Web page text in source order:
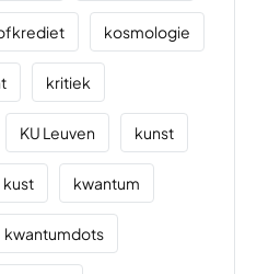
kosmologie
kritiek
KU Leuven kunst
kust kwantum
kwantumdots